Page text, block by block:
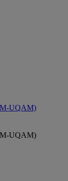
UQAM)
UQAM)